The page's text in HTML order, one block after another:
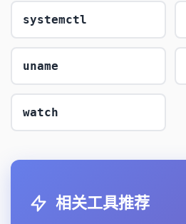
systemctl
uname
watch
相关工具推荐